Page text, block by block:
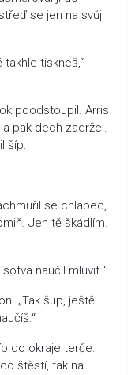
se jen na svůj
tiskneš,“
poodstoupil. Arris
pak dech zadržel.
šíp.
se chlapec,
Jen tě škádlím.
naučil mluvit.“
„Tak šup, ještě
do okraje terče.
štěstí, tak na